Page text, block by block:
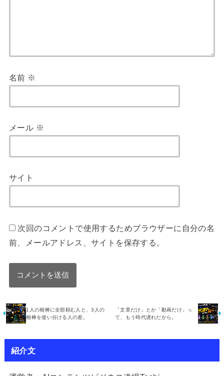
名前 ※
メール ※
サイト
次回のコメントで使用するためブラウザーに自分の名
前、メールアドレス、サイトを保存する。
1人の相棒に全部頼む人と、3人の
相棒を使い分ける人の差。
「文章だけ」とか「動画だけ」っ
て、もう時代遅れだから。
紹介文